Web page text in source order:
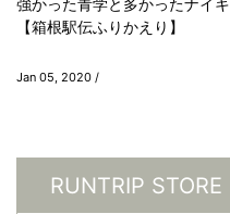
【箱根駅伝ふりかえり】
Jan 05, 2020 /
RUNTRIP STORE